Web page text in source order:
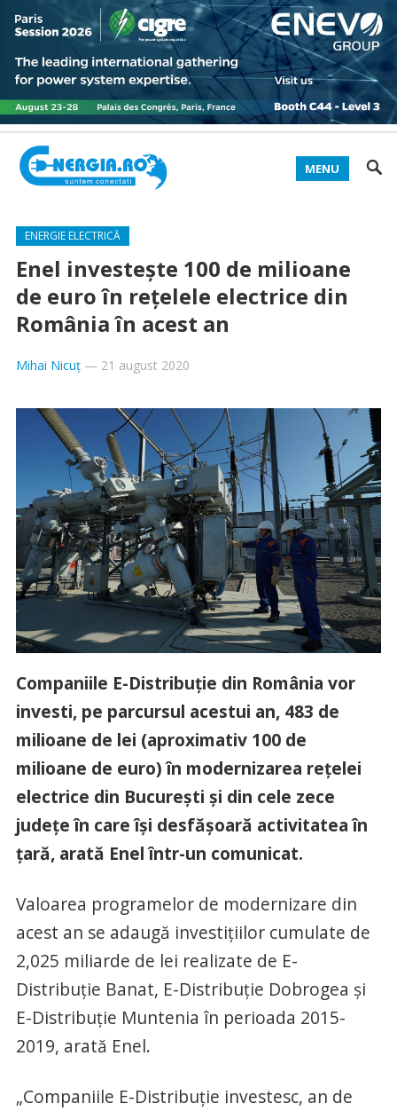
MENU
ENERGIE ELECTRICĂ
Enel investește 100 de milioane
de euro în rețelele electrice din
România în acest an
Mihai Nicuț— 21 august 2020
Companiile E-Distribuție din România vor
investi, pe parcursul acestui an, 483 de
milioane de lei (aproximativ 100 de
milioane de euro) în modernizarea rețelei
electrice din București și din cele zece
județe în care își desfășoară activitatea în
țară, arată Enel într-un comunicat.
Valoarea programelor de modernizare din
acest an se adaugă investițiilor cumulate de
2,025 miliarde de lei realizate de E-
Distribuție Banat, E-Distribuție Dobrogea și
E-Distribuție Muntenia în perioada 2015-
2019, arată Enel.
„Companiile E-Distribuție investesc, an de